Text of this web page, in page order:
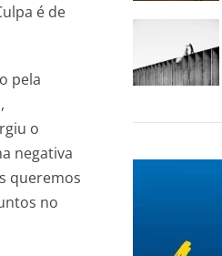
é de
pela
o
negativa
queremos
no